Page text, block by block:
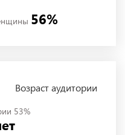
56%
Возраст аудитории
53%